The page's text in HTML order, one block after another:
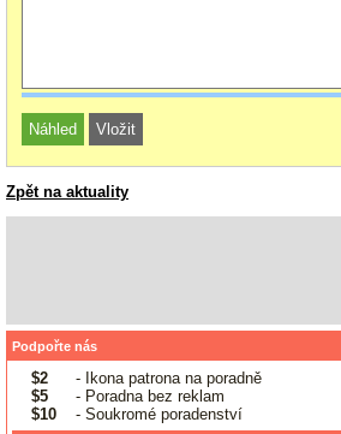
Zpět na aktuality
Podpořte nás
$2
- Ikona patrona na poradně
$5
- Poradna bez reklam
$10
- Soukromé poradenství